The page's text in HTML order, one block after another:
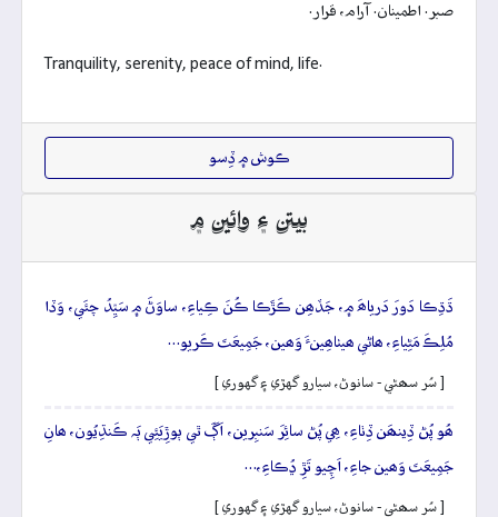
صبر. اطمينان. آرام، قرار.
Tranquility, serenity, peace of mind, life.
ڪوش ۾ ڏِسو
بيتن ۽ وائين ۾
ڌَڌِڪا دَورَ دَرياھَ ۾، جَڏھِن ڪَڙَڪا ڪُنَ ڪِياءِ، ساوَڻَ ۾ سَيِّدُ چئَي، وَڏا
مُلِڪَ مَڻِياءِ، ھاڻي ھيٺاھِينءَ وَھين، جَمِيعَتَ ڪَريو…
[ سُر سھڻي - سانوڻ، سيارو گهڙي ۽ گهوري ]
ھُو پُڻ ڏِينھَن ڏِٺاءِ، ھِي پُڻ سائِرَ سَنبِرين، اَڳَ ٿي ٻوڙِيَئِي ٻَہ ڪَنڌِيُون، ھانِ
جَمِيعَتَ وَھين جاءِ، اَچِيو تَڙِ ڍُڪاءِ،…
[ سُر سھڻي - سانوڻ، سيارو گهڙي ۽ گهوري ]